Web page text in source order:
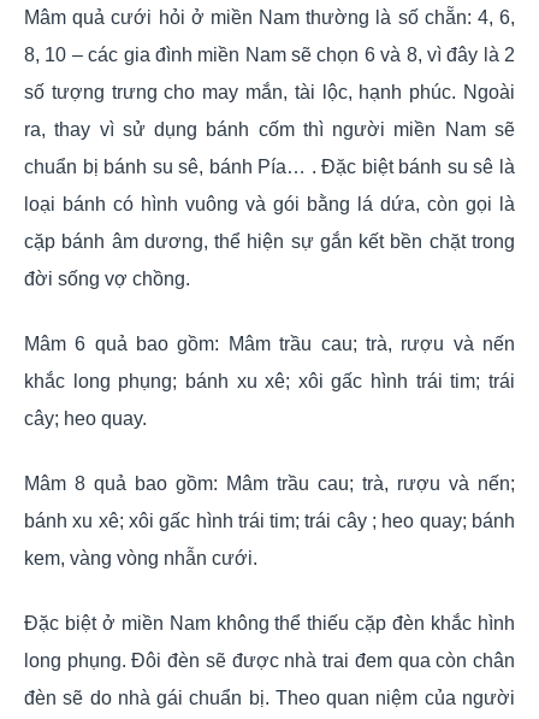
Mâm quả cưới hỏi ở miền Nam thường là số chẵn: 4, 6,
8, 10 – các gia đình miền Nam sẽ chọn 6 và 8, vì đây là 2
số tượng trưng cho may mắn, tài lộc, hạnh phúc. Ngoài
ra, thay vì sử dụng bánh cốm thì người miền Nam sẽ
chuẩn bị bánh su sê, bánh Pía… . Đặc biệt bánh su sê là
loại bánh có hình vuông và gói bằng lá dứa, còn gọi là
cặp bánh âm dương, thể hiện sự gắn kết bền chặt trong
đời sống vợ chồng.
Mâm 6 quả bao gồm: Mâm trầu cau; trà, rượu và nến
khắc long phụng; bánh xu xê; xôi gấc hình trái tim; trái
cây; heo quay.
Mâm 8 quả bao gồm: Mâm trầu cau; trà, rượu và nến;
bánh xu xê; xôi gấc hình trái tim; trái cây ; heo quay; bánh
kem, vàng vòng nhẫn cưới.
Đặc biệt ở miền Nam không thể thiếu cặp đèn khắc hình
long phụng. Đôi đèn sẽ được nhà trai đem qua còn chân
đèn sẽ do nhà gái chuẩn bị. Theo quan niệm của người